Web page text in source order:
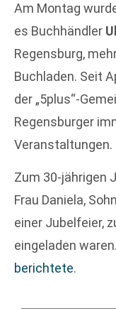
Am Montag
es Buchhändler
Regensburg,
Buchladen. Seit
der „5plus“-
Regensburger
Veranstaltungen.
Zum 30-jährigen
Frau Daniela,
einer Jubelfeier,
eingeladen
berichtete.